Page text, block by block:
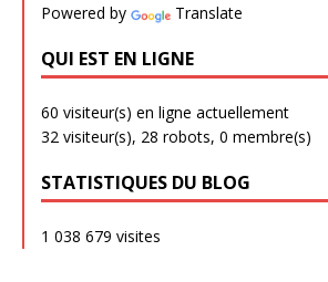
Powered by Translate
QUI EST EN LIGNE
60 visiteur(s) en ligne actuellement
32 visiteur(s), 28 robots, 0 membre(s)
STATISTIQUES DU BLOG
1 038 679 visites